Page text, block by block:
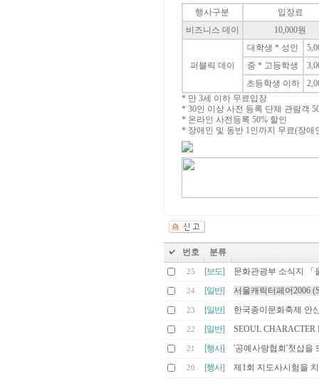
행사구분
입장료
비즈니스 데이
10,000원
퍼블릭 데이
대학생 * 성인
중 * 고등학생
초등학생 이하
* 만 3세 이하 무료입장
* 30인 이상 사전 등록 단체 관람객
* 온라인 사전등록 50% 할인
* 장애인 및 동반 1인까지 무료(장애
번호 분류
25 [보도] 문화관광부 소식지 「
24 [일반] 서울캐릭터페어2006
23 [일반] 한국종이문화축제 안
22 [일반] SEOUL CHARACTER
21 [행사] '공예사랑협회'첫삽을
20 [행사] 제1회 지도사시험을